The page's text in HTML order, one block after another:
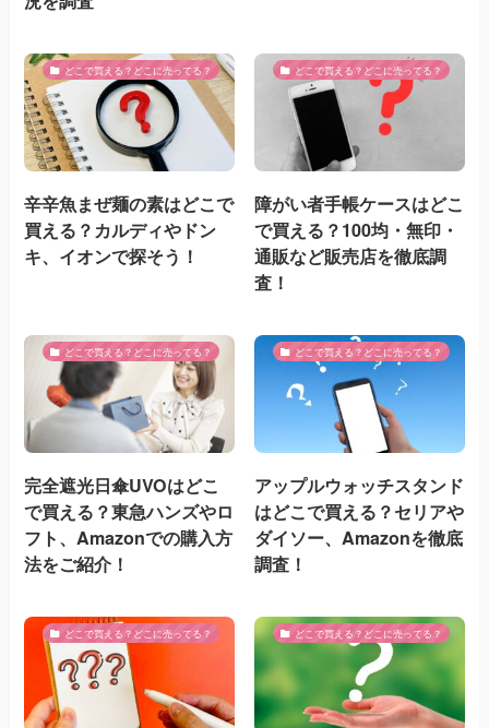
どこで買える？どこに売ってる？
辛辛魚まぜ麺の素はどこで
買える？カルディやドン
キ、イオンで探そう！
どこで買える？どこに売ってる？
障がい者手帳ケースはどこ
で買える？100均・無印・
通販など販売店を徹底調
査！
どこで買える？どこに売ってる？
完全遮光日傘UVOはどこ
で買える？東急ハンズやロ
フト、Amazonでの購入方
法をご紹介！
どこで買える？どこに売ってる？
アップルウォッチスタンド
はどこで買える？セリアや
ダイソー、Amazonを徹底
調査！
どこで買える？どこに売ってる？ どこで買える？どこに売ってる？